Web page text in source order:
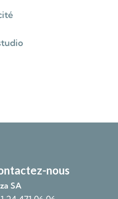
nous
SA